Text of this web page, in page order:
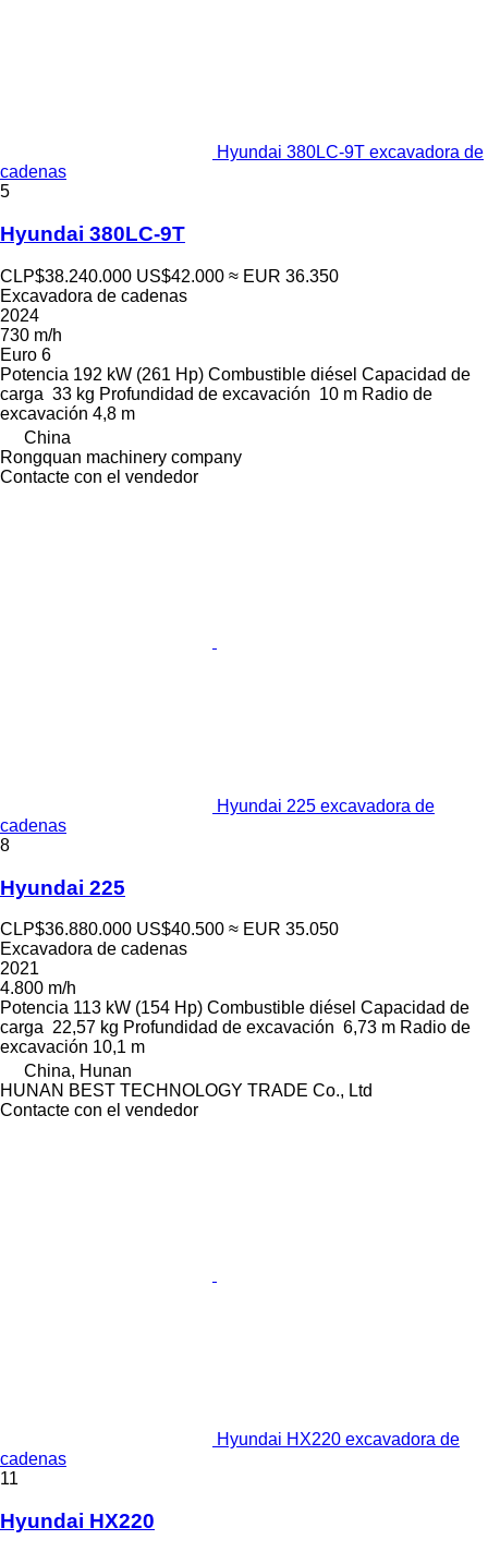
Hyundai 380LC-9T excavadora de
cadenas
5
Hyundai 380LC-9T
CLP$38.240.000 US$42.000 ≈ EUR 36.350
Excavadora de cadenas
2024
730 m/h
Euro 6
Potencia 192 kW (261 Hp) Combustible diésel Capacidad de
carga 33 kg Profundidad de excavación 10 m Radio de
excavación 4,8 m
China
Rongquan machinery company
Contacte con el vendedor
Hyundai 225 excavadora de
cadenas
8
Hyundai 225
CLP$36.880.000 US$40.500 ≈ EUR 35.050
Excavadora de cadenas
2021
4.800 m/h
Potencia 113 kW (154 Hp) Combustible diésel Capacidad de
carga 22,57 kg Profundidad de excavación 6,73 m Radio de
excavación 10,1 m
China, Hunan
HUNAN BEST TECHNOLOGY TRADE Co., Ltd
Contacte con el vendedor
Hyundai HX220 excavadora de
cadenas
11
Hyundai HX220